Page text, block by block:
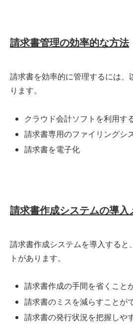
請求書管理の効率的な方法
請求書を効率的に管理するには、
ります。
クラウド会計ソフトを利用す
請求書専用のファイリングシ
請求書を電子化
請求書作成システムの導入
請求書作成システムを導入すると
トがあります。
請求書作成の手間を省くこと
請求書のミスを減らすことが
請求書の発行状況を把握しや